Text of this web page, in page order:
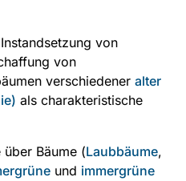
von
von
verschiedener alter
als charakteristische
Bäume (Laubbäume,
und immergrüne